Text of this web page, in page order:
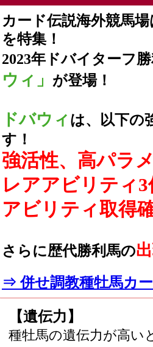
カード伝説海外競馬
を特集！
2023年ドバイターフ
ウィ」 が登場！
ドバウィ は、以下の
す！
強活性、高パラ
レアアビリティ3
アビリティ取得
さらに歴代勝利馬の
⇒ 併せ調教種牡馬カ
【遺伝力】
種牡馬の遺伝力が高い